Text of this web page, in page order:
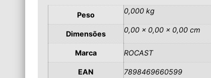
Peso 0,000 kg
Dimensões 0,00 × 0,00 × 0,00 cm
Marca ROCAST
EAN 7898469660599